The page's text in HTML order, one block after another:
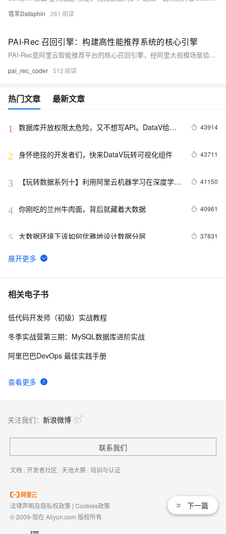
瓴羊Dataphin 261
PAI-Rec 召回引擎：构建高性能推荐系统的核心引擎
PAI-Rec是阿里云智能推荐平台的核心召回引擎，经阿里大规模场景验证。支持多路召回融合（U2I/I2I/向量/随机）、召回即过滤、毫秒级实时更新与分布式弹性架构，开箱即用，助力企业构建毫秒级、高精度、强实时的推荐系统。
pai_rec_coder 512
热门文章 最新文章
1
数据库开放权限太危险，又不想写API。DataV给你
43914
2 身怀绝技的开发者们，快来DataV玩转可视化组件 43711
3
【玩转数据系列十】利用阿里云机器学习在深度学习
41150
4 你刚吃的兰州牛肉面，背后就藏着大数据 40961
5 大数据环境下该如何优雅地设计数据分层 37831
6 odps是什么?
7 数据仓库介绍与实时数仓案例
8 DataV接入ECharts图表库  可视化利器强强联手
相关电子书
查看更多
低代码开发师（初级）实战教程
冬季实战营第三期：MySQL数据库进阶实战
阿里巴巴DevOps 最佳实践手册
下一篇
关注我们： 新浪微博
联系我们
文档 | 开发者社区 | 天池大赛 | 培训与认证
法律声明及隐私权政策 | Cookies政策
© 2009-现在 Aliyun.com 版权所有